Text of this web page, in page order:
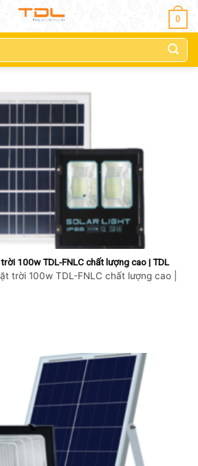
0
100w TDL-FNLC chất lượng cao | TDL
trời 100w TDL-FNLC chất lượng cao |